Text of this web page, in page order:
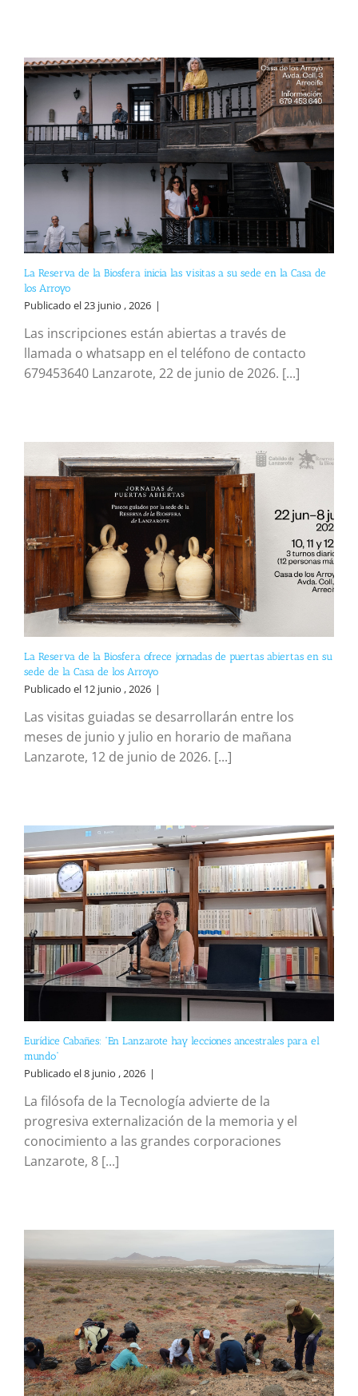
La Reserva de la Biosfera inicia las visitas a su sede en la Casa de
los Arroyo
Publicado el 23 junio , 2026 |
Las inscripciones están abiertas a través de
llamada o whatsapp en el teléfono de contacto
679453640 Lanzarote, 22 de junio de 2026. [...]
La Reserva de la Biosfera ofrece jornadas de puertas abiertas en su
sede de la Casa de los Arroyo
Publicado el 12 junio , 2026 |
Las visitas guiadas se desarrollarán entre los
meses de junio y julio en horario de mañana
Lanzarote, 12 de junio de 2026. [...]
Eurídice Cabañes: “En Lanzarote hay lecciones ancestrales para el
mundo”
Publicado el 8 junio , 2026 |
La filósofa de la Tecnología advierte de la
progresiva externalización de la memoria y el
conocimiento a las grandes corporaciones
Lanzarote, 8 [...]